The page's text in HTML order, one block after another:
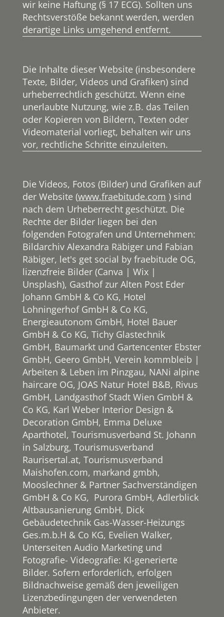
wir keine Haftung (§ 17 ECG). Sollten uns
Rechtsverstöße bekannt werden, werden
derartige Links umgehend entfernt.
Die Inhalte dieser Website (insbesondere
Texte, Bilder, Videos und Grafiken) sind
urheberrechtlich geschützt. Wenn eine
unerlaubte Nutzung, wie z.B. das Teilen
oder Kopieren von Bildern, Texten oder
Videomaterial vorliegt, behalten wir uns
vor, rechtliche Schritte einzuleiten.
Die Videos, Fotos (Bilder) und Grafiken auf
der Website (www.fraebitude.com ) sind
nach dem Urheberrecht geschützt. Die
Rechte der Bilder liegen bei den
folgenden Fotografen und Unternehmen:
Bildarchiv Alexandra Räbiger und Fabian
Räbiger, let's get social by fraebitude OG,
lizenzfreie Bilder (Canva | Wix |
Unsplash), Gasthof zur Alten Post Eder
Johann GmbH & Co KG, Hotel
Lohningerhof GmbH & Co KG,
Energieautonom GmbH, Hotel Bauer
GmbH & Co KG, Tichy Glastechnik
GmbH, Baumarkt und Gartencenter Ebster
GmbH, Geero GmbH, Verein kommbleib |
Arbeiten & Leben im Pinzgau, NANi alpine
haircare OG, JOAS Natur Hotel B&B, Rivus
GmbH, Landgasthof Stadt Wien GmbH &
Co KG, Karl Weber Interior Design &
Decoration GmbH, Emma Deluxe
Aparthotel, Tourismusverband St. Johann
in Salzburg, Tourismusverband
Raurisertal.at, Tourismusverband
Maishofen.com, markand gmbh,
Mooslechner & Partner Sachverständigen
GmbH & Co KG, Purora GmbH, Adlerblick
Altbausanierung GmbH, Dick
Gebäudetechnik Gas-Wasser-Heizungs
Ges.m.b.H & Co KG, Evelien Walker,
Unterseiten Audio Marketing und
Fotografie- Videografie: KI-generierte
Bilder. Sofern erforderlich, erfolgen
Bildnachweise gemäß den jeweiligen
Lizenzbedingungen der verwendeten
Anbieter.